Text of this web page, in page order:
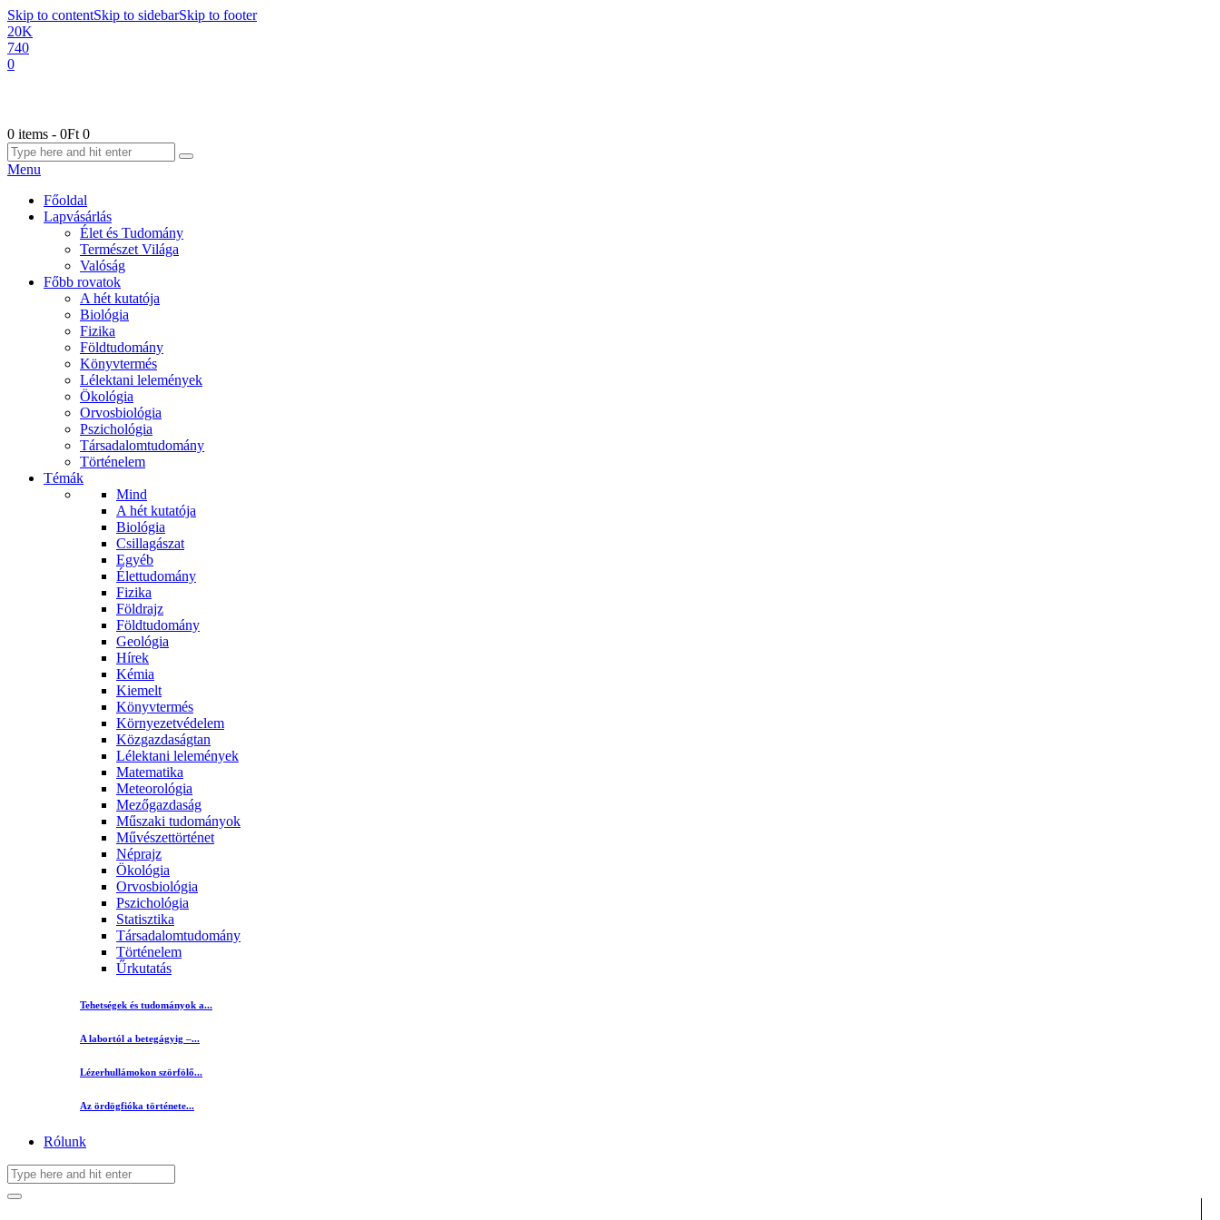
Skip to contentSkip to sidebarSkip to footer
20K
740
0
0 items - 0Ft 0
Menu
Főoldal
Lapvásárlás
Élet és Tudomány
Természet Világa
Valóság
Főbb rovatok
A hét kutatója
Biológia
Fizika
Földtudomány
Könyvtermés
Lélektani lelemények
Ökológia
Orvosbiológia
Pszichológia
Társadalomtudomány
Történelem
Témák
Mind
A hét kutatója
Biológia
Csillagászat
Egyéb
Élettudomány
Fizika
Földrajz
Földtudomány
Geológia
Hírek
Kémia
Kiemelt
Könyvtermés
Környezetvédelem
Közgazdaságtan
Lélektani lelemények
Matematika
Meteorológia
Mezőgazdaság
Műszaki tudományok
Művészettörténet
Néprajz
Ökológia
Orvosbiológia
Pszichológia
Statisztika
Társadalomtudomány
Történelem
Űrkutatás
Tehetségek és tudományok a...
A labortól a betegágyig –...
Lézerhullámokon szörfölő...
Az ördögfióka története...
Rólunk